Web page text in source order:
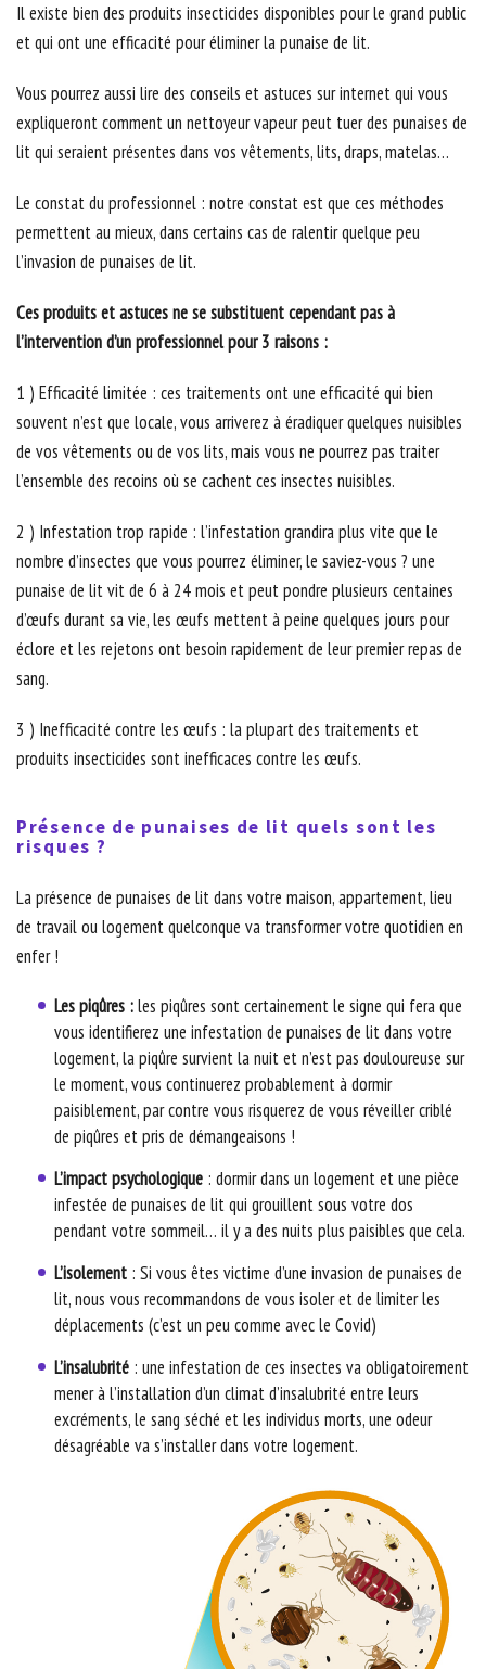
Il existe bien des produits insecticides disponibles pour le grand public
et qui ont une efficacité pour éliminer la punaise de lit.
Vous pourrez aussi lire des conseils et astuces sur internet qui vous
expliqueront comment un nettoyeur vapeur peut tuer des punaises de
lit qui seraient présentes dans vos vêtements, lits, draps, matelas…
Le constat du professionnel : notre constat est que ces méthodes
permettent au mieux, dans certains cas de ralentir quelque peu
l’invasion de punaises de lit.
Ces produits et astuces ne se substituent cependant pas à
l’intervention d’un professionnel pour 3 raisons :
1 ) Efficacité limitée : ces traitements ont une efficacité qui bien
souvent n’est que locale, vous arriverez à éradiquer quelques nuisibles
de vos vêtements ou de vos lits, mais vous ne pourrez pas traiter
l’ensemble des recoins où se cachent ces insectes nuisibles.
2 ) Infestation trop rapide : l’infestation grandira plus vite que le
nombre d’insectes que vous pourrez éliminer, le saviez-vous ? une
punaise de lit vit de 6 à 24 mois et peut pondre plusieurs centaines
d’œufs durant sa vie, les œufs mettent à peine quelques jours pour
éclore et les rejetons ont besoin rapidement de leur premier repas de
sang.
3 ) Inefficacité contre les œufs : la plupart des traitements et
produits insecticides sont inefficaces contre les œufs.
Présence de punaises de lit quels sont les
risques ?
La présence de punaises de lit dans votre maison, appartement, lieu
de travail ou logement quelconque va transformer votre quotidien en
enfer !
Les piqûres :les piqûres sont certainement le signe qui fera que
vous identifierez une infestation de punaises de lit dans votre
logement, la piqûre survient la nuit et n’est pas douloureuse sur
le moment, vous continuerez probablement à dormir
paisiblement, par contre vous risquerez de vous réveiller criblé
de piqûres et pris de démangeaisons !
L’impact psychologique : dormir dans un logement et une pièce
infestée de punaises de lit qui grouillent sous votre dos
pendant votre sommeil… il y a des nuits plus paisibles que cela.
L’isolement : Si vous êtes victime d’une invasion de punaises de
lit, nous vous recommandons de vous isoler et de limiter les
déplacements (c’est un peu comme avec le Covid)
L’insalubrité : une infestation de ces insectes va obligatoirement
mener à l’installation d’un climat d’insalubrité entre leurs
excréments, le sang séché et les individus morts, une odeur
désagréable va s’installer dans votre logement.